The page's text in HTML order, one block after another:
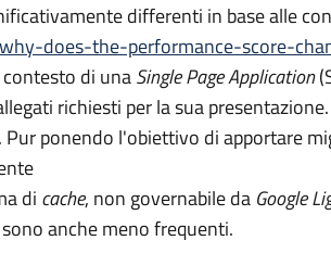
differenti in base alle
does-the-performance-score-
di unaSingle Page Application
richiesti per la sua
ponendo l'obiettivo di apportare
di cache, non governabile da Google
anche meno frequenti.